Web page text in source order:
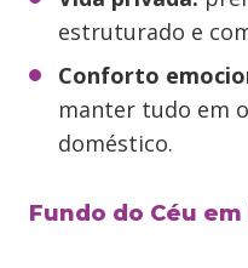
estruturado e
Conforto
manter tudo em
doméstico.
Fundo do Céu em